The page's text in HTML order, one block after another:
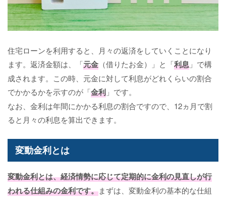
住宅ローンを利用すると、月々の返済をしていくことになり
ます。返済金額は、「元金 （借りたお金）」と「利息 」で構
成されます。この時、元金に対して利息がどれくらいの割合
でかかるかを示すのが「金利 」です。
なお、金利は年間にかかる利息の割合ですので、12ヵ月で割
ると月々の利息を算出できます。
変動金利とは
変動金利とは、経済情勢に応じて定期的に金利の見直しが行
われる仕組みの金利です。まずは、変動金利の基本的な仕組